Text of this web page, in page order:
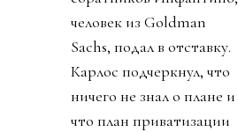
человек из Goldman
Sachs, подал в отставку.
Карлос подчеркнул, что
ничего не знал о плане и
что план приватизации